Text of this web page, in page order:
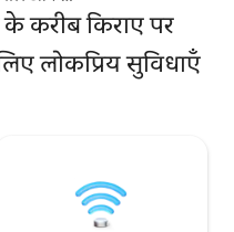
मनोरंजन
पर।
के लिए
के करीब किराए पर
लोकप्रिय सुविधाएँ